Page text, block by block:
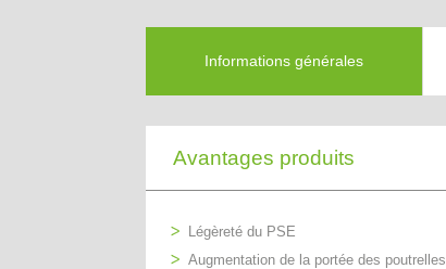
Informations générales
Avantages produits
Légèreté du PSE
Augmentation de la portée des poutrelles